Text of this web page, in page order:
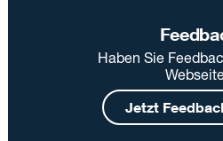
Haben Sie
Jetzt